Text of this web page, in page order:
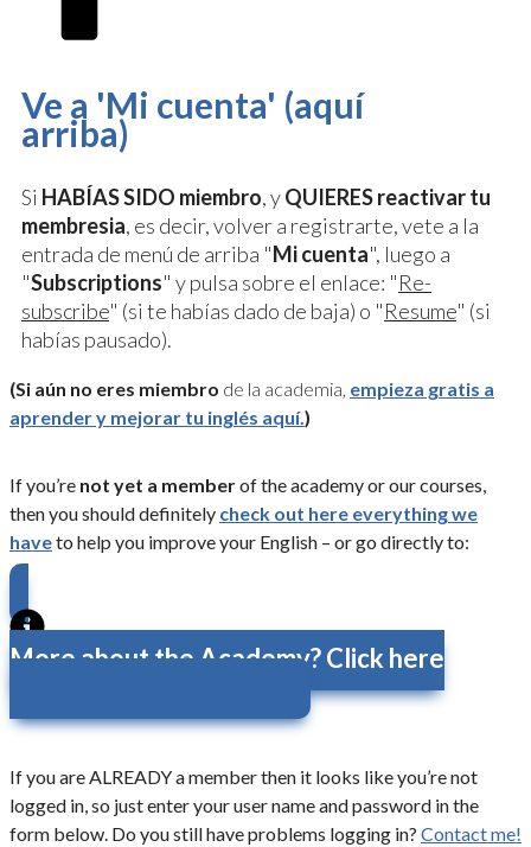
Ve a 'Mi cuenta' (aquí
arriba)
Si HABÍAS SIDO miembro, yQUIERES reactivar tu
membresia, es decir, volver a registrarte, vete a la
entrada de menú de arriba "Mi cuenta", luego a
"Subscriptions" y pulsa sobre el enlace: "Re-
subscribe" (si te habías dado de baja) o "Resume" (si
habías pausado).
(Si aún no eres miembro de la academia, empieza gratis a
aprender y mejorar tu inglés aquí.)
If you’re not yet a memberof the academy or our courses,
then you should definitely check out here everything we
haveto help you improve your English – or go directly to:
More about the Academy? Click here
If you are ALREADY a member then it looks like you’re not
logged in, so just enter your user name and password in the
form below. Do you still have problems logging in? Contact me!